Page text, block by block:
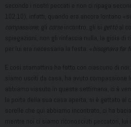
secondo i nostri peccati e non ci ripaga
102,10), infatti, quando era ancora lontano
compassione , gli corse incontro, gli si gettò al
spiegazioni, non gli rinfaccia nulla, la gioia di
per lui era necessaria la festa: «
bisognava far
E così stamattina ha fatto con ciascuno di
siamo usciti da casa, ha avuto
abbiamo vissuto in questa settimana, ci è
la porta della sua casa aperta, si è gettato al
sorelle che qui abbiamo incontrato, ci ha
mentre noi ci siamo riconosciuti peccatori, lui